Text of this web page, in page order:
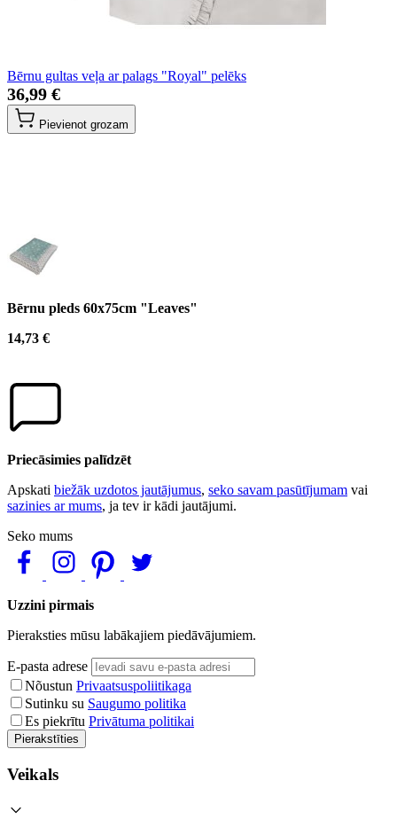
Bērnu gultas veļa ar palags "Royal" pelēks
36,99 €
Pievienot grozam
Bērnu pleds 60x75cm "Leaves"
14,73 €
Priecāsimies palīdzēt
Apskati biežāk uzdotos jautājumus, seko savam pasūtījumam vai
sazinies ar mums, ja tev ir kādi jautājumi.
Seko mums
Uzzini pirmais
Pieraksties mūsu labākajiem piedāvājumiem.
E-pasta adrese
Nõustun Privaatsuspoliitikaga
Sutinku su Saugumo politika
Es piekrītu Privātuma politikai
Pierakstīties
Veikals